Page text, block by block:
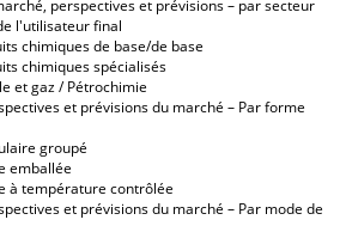
perspectives et prévisions – par secteur
l'utilisateur final
chimiques de base/de base
chimiques spécialisés
et gaz / Pétrochimie
et prévisions du marché – Par forme
groupé
emballée
à température contrôlée
et prévisions du marché – Par mode de